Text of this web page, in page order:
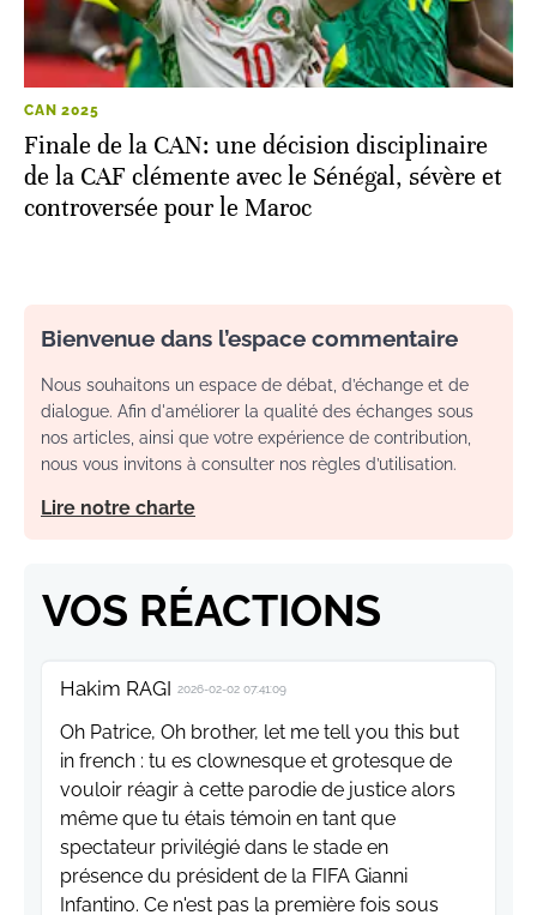
CAN 2025
Finale de la CAN: une décision disciplinaire
de la CAF clémente avec le Sénégal, sévère et
controversée pour le Maroc
Bienvenue dans l’espace commentaire
Nous souhaitons un espace de débat, d’échange et de
dialogue. Afin d'améliorer la qualité des échanges sous
nos articles, ainsi que votre expérience de contribution,
nous vous invitons à consulter nos règles d’utilisation.
Lire notre charte
VOS RÉACTIONS
Hakim RAGI 2026-02-02 07:41:09
Oh Patrice, Oh brother, let me tell you this but
in french : tu es clownesque et grotesque de
vouloir réagir à cette parodie de justice alors
même que tu étais témoin en tant que
spectateur privilégié dans le stade en
présence du président de la FIFA Gianni
Infantino. Ce n'est pas la première fois sous